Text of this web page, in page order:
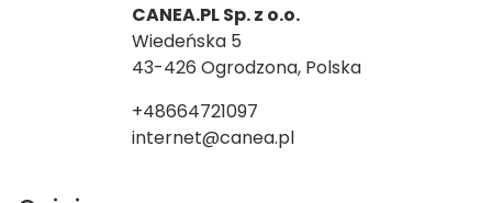
CANEA.PL Sp. z o.o.
Wiedeńska 5
43-426 Ogrodzona, Polska
+48664721097
internet@canea.pl